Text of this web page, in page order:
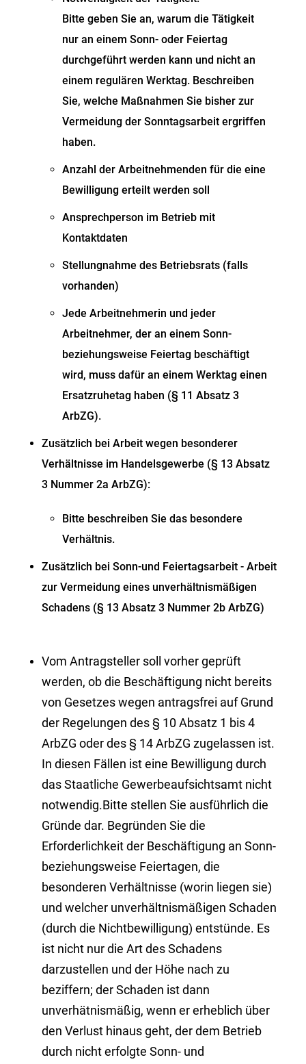
Bitte geben Sie an, warum die Tätigkeit
nur an einem Sonn- oder Feiertag
durchgeführt werden kann und nicht an
einem regulären Werktag. Beschreiben
Sie, welche Maßnahmen Sie bisher zur
Vermeidung der Sonntagsarbeit ergriffen
haben.
Anzahl der Arbeitnehmenden für die eine
Bewilligung erteilt werden soll
Ansprechperson im Betrieb mit
Kontaktdaten
Stellungnahme des Betriebsrats (falls
vorhanden)
Jede Arbeitnehmerin und jeder
Arbeitnehmer, der an einem Sonn-
beziehungsweise Feiertag beschäftigt
wird, muss dafür an einem Werktag einen
Ersatzruhetag haben (§ 11 Absatz 3
ArbZG).
Zusätzlich beiArbeit wegen besonderer
Verhältnisse im Handelsgewerbe (§ 13 Absatz
3 Nummer 2a ArbZG):
Bitte beschreiben Sie das besondere
Verhältnis.
Zusätzlich bei Sonn-und Feiertagsarbeit - Arbeit
zur Vermeidung eines unverhältnismäßigen
Schadens (§ 13 Absatz 3 Nummer 2b ArbZG)
Vom Antragsteller soll vorher geprüft
werden, ob die Beschäftigung nicht bereits
von Gesetzes wegen antragsfrei auf Grund
der Regelungen des § 10 Absatz 1 bis 4
ArbZG oder des § 14 ArbZG zugelassen ist.
In diesen Fällen ist eine Bewilligung durch
das Staatliche Gewerbeaufsichtsamt nicht
notwendig.Bitte stellen Sie ausführlich die
Gründe dar. Begründen Sie die
Erforderlichkeit der Beschäftigung an Sonn-
beziehungsweise Feiertagen, die
besonderen Verhältnisse (worin liegen sie)
und welcher unverhältnismäßigen Schaden
(durch die Nichtbewilligung) entstünde. Es
ist nicht nur die Art des Schadens
darzustellen und der Höhe nach zu
beziffern; der Schaden ist dann
unverhätnismäßig, wenn er erheblich über
den Verlust hinaus geht, der dem Betrieb
durch nicht erfolgte Sonn- und